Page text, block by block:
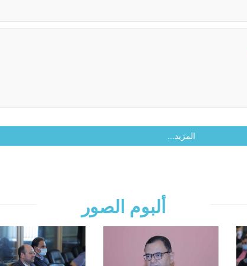
المزيد...
ألبوم الصور